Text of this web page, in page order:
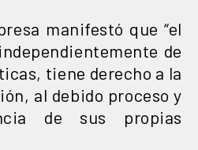
manifestó que “el
de
tiene derecho a la
al debido proceso y
de sus propias